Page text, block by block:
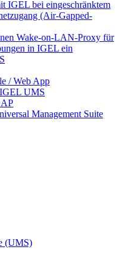
IGEL bei eingeschränktem
(Air-Gapped-
Wake-on-LAN-Proxy für
in IGEL ein
/ Web App
UMS
Management Suite
(UMS)